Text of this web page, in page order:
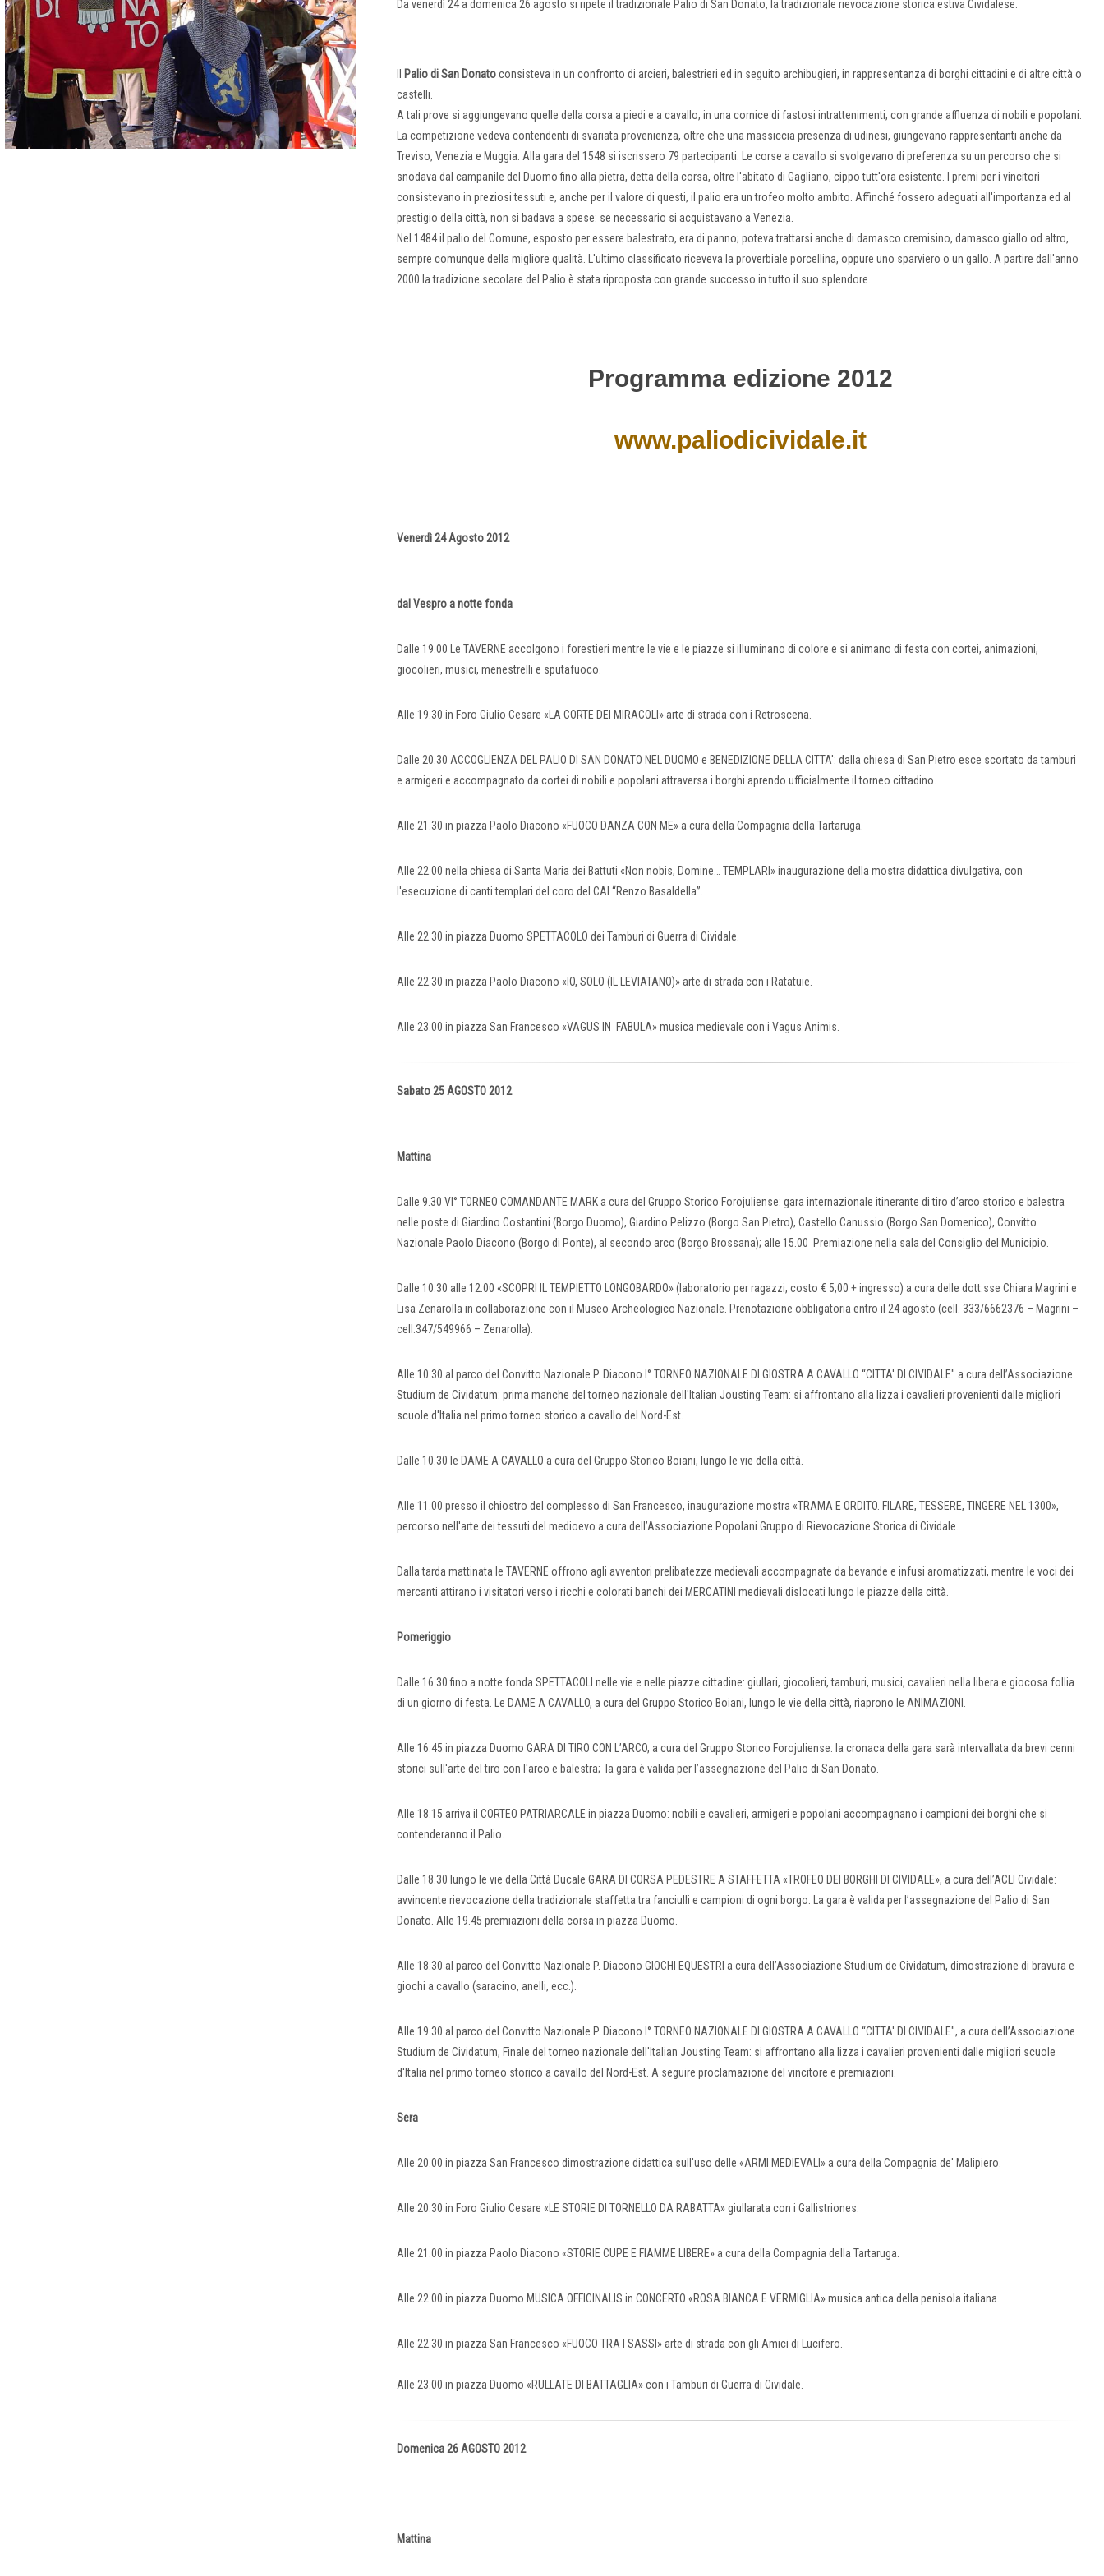
Da venerdì 24 a domenica 26 agosto si ripete il tradizionale Palio di San Donato, la tradizionale rievocazione storica estiva Cividalese.
Palio di San Donatoconsisteva in un confronto di arcieri, balestrieri ed in seguito archibugieri, in rappresentanza di borghi cittadini e di altre città o
castelli.
A tali prove si aggiungevano quelle della corsa a piedi e a cavallo, in una cornice di fastosi intrattenimenti, con grande affluenza di nobili e popolani.
La competizione vedeva contendenti di svariata provenienza, oltre che una massiccia presenza di udinesi, giungevano rappresentanti anche da
Treviso, Venezia e Muggia. Alla gara del 1548 si iscrissero 79 partecipanti. Le corse a cavallo si svolgevano di preferenza su un percorso che si
snodava dal campanile del Duomo fino alla pietra, detta della corsa, oltre l'abitato di Gagliano, cippo tutt'ora esistente. I premi per i vincitori
consistevano in preziosi tessuti e, anche per il valore di questi, il palio era un trofeo molto ambito. Affinché fossero adeguati all'importanza ed al
prestigio della città, non si badava a spese: se necessario si acquistavano a Venezia.
Nel 1484 il palio del Comune, esposto per essere balestrato, era di panno; poteva trattarsi anche di damasco cremisino, damasco giallo od altro,
sempre comunque della migliore qualità. L'ultimo classificato riceveva la proverbiale porcellina, oppure uno sparviero o un gallo. A partire dall'anno
2000 la tradizione secolare del Palio è stata riproposta con grande successo in tutto il suo splendore.
Programma edizione 2012
www.paliodicividale.it
Venerdì 24 Agosto 2012
dal Vespro a notte fonda
Dalle 19.00 Le TAVERNE accolgono i forestieri mentre le vie e le piazze si illuminano di colore e si animano di festa con cortei, animazioni,
giocolieri, musici, menestrelli e sputafuoco.
Alle 19.30 in Foro Giulio Cesare «LA CORTE DEI MIRACOLI» arte di strada con i Retroscena.
Dalle 20.30 ACCOGLIENZA DEL PALIO DI SAN DONATO NEL DUOMO e BENEDIZIONE DELLA CITTA': dalla chiesa di San Pietro esce scortato da tamburi
e armigeri e accompagnato da cortei di nobili e popolani attraversa i borghi aprendo ufficialmente il torneo cittadino.
Alle 21.30 in piazza Paolo Diacono «FUOCO DANZA CON ME» a cura della Compagnia della Tartaruga.
Alle 22.00 nella chiesa di Santa Maria dei Battuti «Non nobis, Domine… TEMPLARI» inaugurazione della mostra didattica divulgativa, con
l'esecuzione di canti templari del coro del CAI “Renzo Basaldella”.
Alle 22.30 in piazza Duomo SPETTACOLO dei Tamburi di Guerra di Cividale.
Alle 22.30 in piazza Paolo Diacono «IO, SOLO (IL LEVIATANO)» arte di strada con i Ratatuie.
Alle 23.00 in piazza San Francesco «VAGUS IN FABULA» musica medievale con i Vagus Animis.
Sabato 25 AGOSTO 2012
Mattina
Dalle 9.30 VI° TORNEO COMANDANTE MARK a cura del Gruppo Storico Forojuliense: gara internazionale itinerante di tiro d’arco storico e balestra
nelle poste di Giardino Costantini (Borgo Duomo), Giardino Pelizzo (Borgo San Pietro), Castello Canussio (Borgo San Domenico), Convitto
Nazionale Paolo Diacono (Borgo di Ponte), al secondo arco (Borgo Brossana); alle 15.00 Premiazione nella sala del Consiglio del Municipio.
Dalle 10.30 alle 12.00 «SCOPRI IL TEMPIETTO LONGOBARDO» (laboratorio per ragazzi, costo € 5,00 + ingresso) a cura delle dott.sse Chiara Magrini e
Lisa Zenarolla in collaborazione con il Museo Archeologico Nazionale. Prenotazione obbligatoria entro il 24 agosto (cell. 333/6662376 – Magrini –
cell.347/549966 – Zenarolla).
Alle 10.30 al parco del Convitto Nazionale P. Diacono I° TORNEO NAZIONALE DI GIOSTRA A CAVALLO “CITTA' DI CIVIDALE" a cura dell’Associazione
Studium de Cividatum: prima manche del torneo nazionale dell'Italian Jousting Team: si affrontano alla lizza i cavalieri provenienti dalle migliori
scuole d'Italia nel primo torneo storico a cavallo del Nord-Est.
Dalle 10.30 le DAME A CAVALLO a cura del Gruppo Storico Boiani, lungo le vie della città.
Alle 11.00 presso il chiostro del complesso di San Francesco, inaugurazione mostra «TRAMA E ORDITO. FILARE, TESSERE, TINGERE NEL 1300»,
percorso nell'arte dei tessuti del medioevo a cura dell’Associazione Popolani Gruppo di Rievocazione Storica di Cividale.
Dalla tarda mattinata le TAVERNE offrono agli avventori prelibatezze medievali accompagnate da bevande e infusi aromatizzati, mentre le voci dei
mercanti attirano i visitatori verso i ricchi e colorati banchi dei MERCATINI medievali dislocati lungo le piazze della città.
Pomeriggio
Dalle 16.30 fino a notte fonda SPETTACOLI nelle vie e nelle piazze cittadine: giullari, giocolieri, tamburi, musici, cavalieri nella libera e giocosa follia
di un giorno di festa. Le DAME A CAVALLO, a cura del Gruppo Storico Boiani, lungo le vie della città, riaprono le ANIMAZIONI.
Alle 16.45 in piazza Duomo GARA DI TIRO CON L’ARCO, a cura del Gruppo Storico Forojuliense: la cronaca della gara sarà intervallata da brevi cenni
storici sull'arte del tiro con l'arco e balestra; la gara è valida per l’assegnazione del Palio di San Donato.
Alle 18.15 arriva il CORTEO PATRIARCALE in piazza Duomo: nobili e cavalieri, armigeri e popolani accompagnano i campioni dei borghi che si
contenderanno il Palio.
Dalle 18.30 lungo le vie della Città Ducale GARA DI CORSA PEDESTRE A STAFFETTA «TROFEO DEI BORGHI DI CIVIDALE», a cura dell’ACLI Cividale:
avvincente rievocazione della tradizionale staffetta tra fanciulli e campioni di ogni borgo. La gara è valida per l’assegnazione del Palio di San
Donato. Alle 19.45 premiazioni della corsa in piazza Duomo.
Alle 18.30 al parco del Convitto Nazionale P. Diacono GIOCHI EQUESTRI a cura dell’Associazione Studium de Cividatum, dimostrazione di bravura e
giochi a cavallo (saracino, anelli, ecc.).
Alle 19.30 al parco del Convitto Nazionale P. Diacono I° TORNEO NAZIONALE DI GIOSTRA A CAVALLO “CITTA' DI CIVIDALE", a cura dell’Associazione
Studium de Cividatum, Finale del torneo nazionale dell'Italian Jousting Team: si affrontano alla lizza i cavalieri provenienti dalle migliori scuole
d'Italia nel primo torneo storico a cavallo del Nord-Est. A seguire proclamazione del vincitore e premiazioni.
Sera
Alle 20.00 in piazza San Francesco dimostrazione didattica sull'uso delle «ARMI MEDIEVALI» a cura della Compagnia de' Malipiero.
Alle 20.30 in Foro Giulio Cesare «LE STORIE DI TORNELLO DA RABATTA» giullarata con i Gallistriones.
Alle 21.00 in piazza Paolo Diacono «STORIE CUPE E FIAMME LIBERE» a cura della Compagnia della Tartaruga.
Alle 22.00 in piazza Duomo MUSICA OFFICINALIS in CONCERTO «ROSA BIANCA E VERMIGLIA» musica antica della penisola italiana.
Alle 22.30 in piazza San Francesco «FUOCO TRA I SASSI» arte di strada con gli Amici di Lucifero.
Alle 23.00 in piazza Duomo «RULLATE DI BATTAGLIA» con i Tamburi di Guerra di Cividale.
Domenica 26 AGOSTO 2012
Mattina